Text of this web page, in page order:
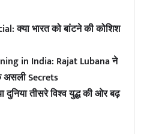
क्या भारत को बांटने की कोशिश
in India: Rajat Lubana ने
असली Secrets
तीसरे विश्व युद्ध की ओर बढ़